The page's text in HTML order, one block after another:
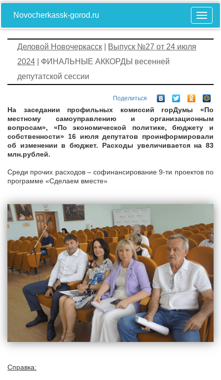
Novocherkassk-gorod.ru
Деловой Новочеркасск
Выпуск №27 от 24 июля
2024 | ФИНАЛЬНЫЕ АККОРДЫ весенней
депутатской сессии
Поделиться
На заседании профильных комиссий горДумы «По
местному самоуправлению и организационным
вопросам», «По экономической политике, бюджету и
собственности» 16 июля депутатов проинформировали
об изменении в бюджет. Расходы увеличивается на 83
млн.рублей.
Среди прочих расходов – софинансирование 9-ти проектов по
программе «Сделаем вместе»
Справка: